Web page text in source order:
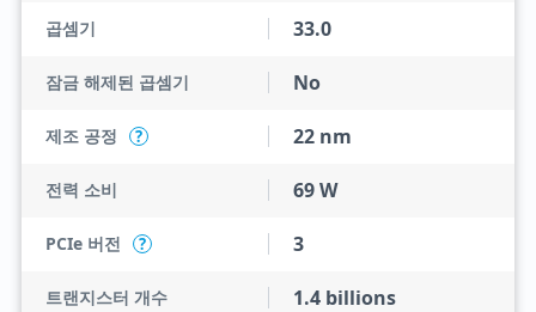
곱셈기 33.0
잠금 해제된 곱셈기 No
제조 공정 ? 22 nm
전력 소비 69 W
PCIe 버전 ? 3
트랜지스터 개수 1.4 billions